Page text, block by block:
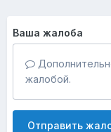
Ваша жалоба
жалобой.
Отправить